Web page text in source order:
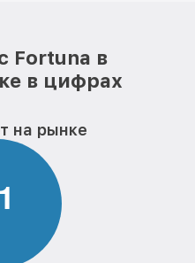
Fortuna в
в цифрах
на рынке
1